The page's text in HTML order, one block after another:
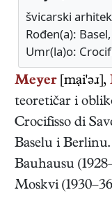
švicarski
Rođen(a):
Umr(la)o:
Meyer [mại'əɹ],
teoretičar i
Crocifisso di
Baselu i
Bauhausu
Moskvi